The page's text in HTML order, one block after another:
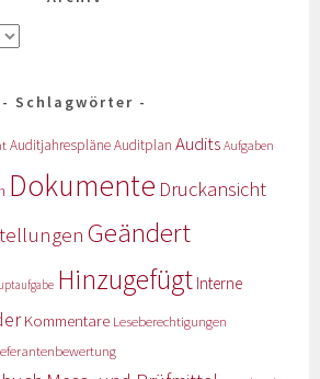
Schlagwörter
AuditjahrespläneAuditplan Audits Aufgaben
Dokumente Druckansicht
Geändert
Hinzugefügt Interne
Kommentare Leseberechtigungen